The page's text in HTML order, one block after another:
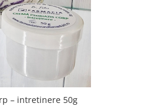
– intretinere 50g